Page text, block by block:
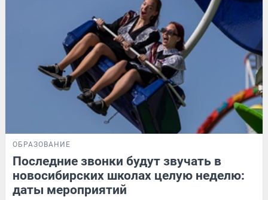
ОБРАЗОВАНИЕ
Последние звонки будут звучать в
новосибирских школах целую неделю:
даты мероприятий